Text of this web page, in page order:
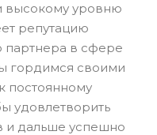
уровню
репутацию
партнера в сфере
гордимся своими
постоянному
удовлетворить
и дальше успешно